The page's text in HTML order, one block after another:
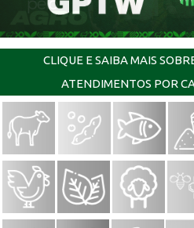
CLIQUE E SAIBA MAIS
ATENDIMENTOS POR